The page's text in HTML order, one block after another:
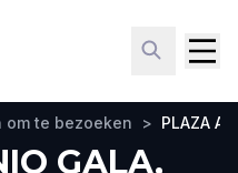
om te bezoeken > PLAZA
GALA,